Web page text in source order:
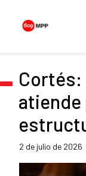
Cortés:
2 de julio de 2026